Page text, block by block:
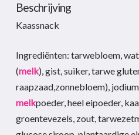
Beschrijving
Kaassnack
Ingrediënten: tarwebloem,
(melk), gist, suiker, tarwe
raapzaad,zonnebloem),
melkpoeder, heel eipoeder,
groentevezels, zout,